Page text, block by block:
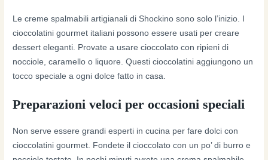
Le creme spalmabili artigianali di Shockino sono solo l’inizio. I
cioccolatini gourmet italiani possono essere usati per creare
dessert eleganti. Provate a usare cioccolato con ripieni di
nocciole, caramello o liquore. Questi cioccolatini aggiungono un
tocco speciale a ogni dolce fatto in casa.
Preparazioni veloci per occasioni speciali
Non serve essere grandi esperti in cucina per fare dolci con
cioccolatini gourmet. Fondete il cioccolato con un po’ di burro e